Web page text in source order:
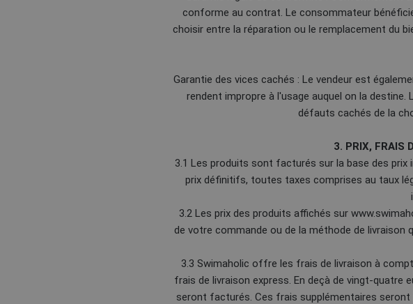
conforme au contrat. Le consommateur
choisir entre la réparation ou le remplacement du
Garantie des vices cachés : Le vendeur est
rendent impropre à l'usage auquel on la
défauts cachés de la
3. PRIX, FRAIS
3.1 Les produits sont facturés sur la base des prix
prix définitifs, toutes taxes comprises au taux
3.2 Les prix des produits affichés sur
de votre commande ou de la méthode de
3.3 Swimaholic offre les frais de livraison à
frais de livraison express. En deçà de vingt-quatre
seront facturés. Ces frais supplémentaires